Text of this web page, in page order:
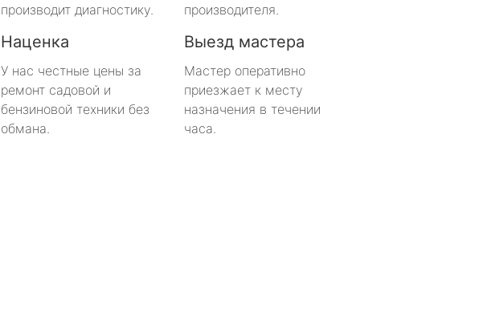
производит диагностику.
производителя.
Наценка
У нас честные цены за
ремонт садовой и
бензиновой техники без
обмана.
Выезд мастера
Мастер оперативно
приезжает к месту
назначения в течении
часа.